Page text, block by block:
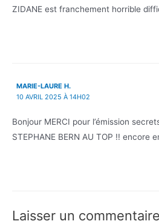
ZIDANE est franchement horrible
MARIE-LAURE H.
10 AVRIL 2025 À 14H02
Bonjour MERCI pour l’émission
STEPHANE BERN AU TOP !! encore
Laisser un commentaire